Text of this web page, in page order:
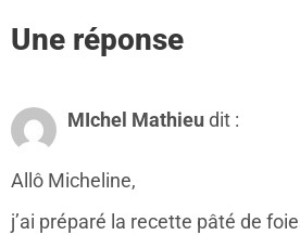
Une réponse
MIchel Mathieudit :
Allô Micheline,
j’ai préparé la recette pâté de